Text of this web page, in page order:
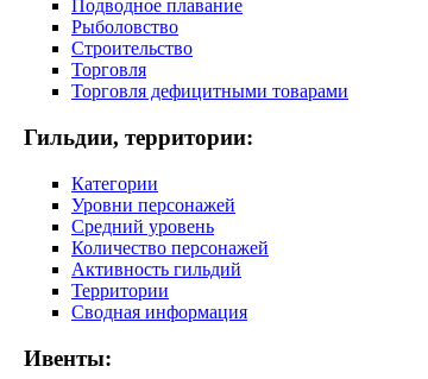
Подводное плавание
Рыболовство
Строительство
Торговля
Торговля дефицитными товарами
Гильдии, территории:
Категории
Уровни персонажей
Средний уровень
Количество персонажей
Активность гильдий
Территории
Сводная информация
Ивенты: